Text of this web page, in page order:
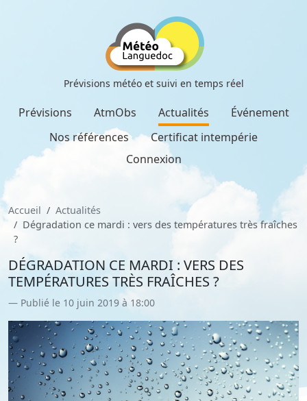
Prévisions météo et suivi en temps réel
Prévisions AtmObs Actualités
Événement
Nos références
Certificat intempérie
Connexion
Accueil
Actualités
Dégradation ce mardi : vers des températures très fraîches
?
DÉGRADATION CE MARDI : VERS DES
TEMPÉRATURES TRÈS FRAÎCHES ?
Publié le 10 juin 2019 à 18:00